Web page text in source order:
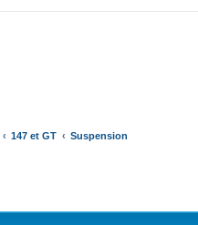
147 et GT Suspension